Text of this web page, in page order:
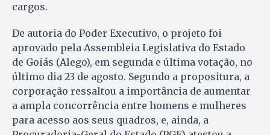
cargos.
De autoria do Poder Executivo, o projeto foi
aprovado pela Assembleia Legislativa do Estado
de Goiás (Alego), em segunda e última votação, no
último dia 23 de agosto. Segundo a propositura, a
corporação ressaltou a importância de aumentar
a ampla concorrência entre homens e mulheres
para acesso aos seus quadros, e, ainda, a